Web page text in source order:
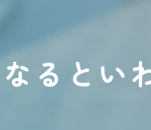
るとい